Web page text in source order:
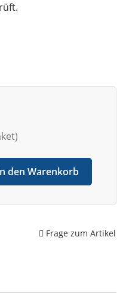
den Warenkorb
Frage zum Artikel